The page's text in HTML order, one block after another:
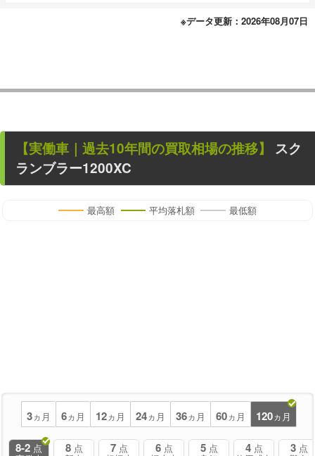
※データ更新：2026年08月07日
【実働車 ｜過去10年間の買取相場の推移】 スク
ランブラー1200XC
最高額 平均落札額 最低額
3ヵ月 6ヵ月 12ヵ月 24ヵ月 36ヵ月 60ヵ月 120ヵ月
8-2 点 8 点 7 点 6 点 5 点 4 点 3 点